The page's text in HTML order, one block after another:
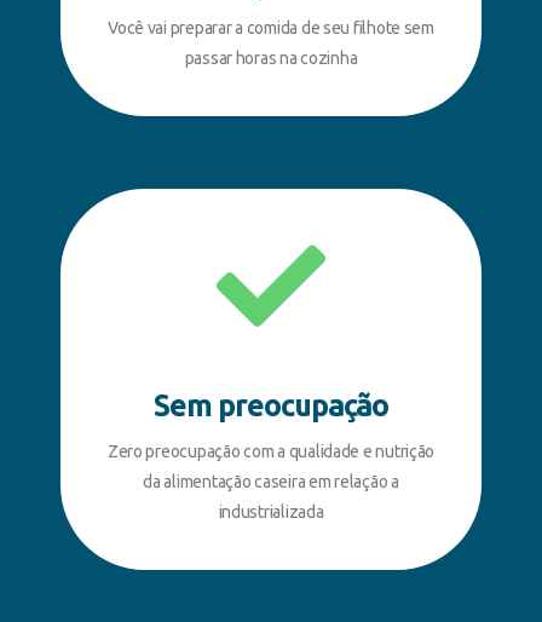
Você vai preparar a comida de seu filhote sem
passar horas na cozinha
Sem preocupação
Zero preocupação com a qualidade e nutrição
da alimentação caseira em relação a
industrializada